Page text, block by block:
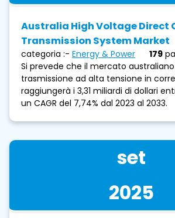
Australia High Voltage Direct
Transmission System Market
categoria :- Energy & Power 179
Si prevede che il mercato
trasmissione ad alta tensione in
raggiungerà i 3,31 miliardi di dollari
un CAGR del 7,74% dal 2023 al 2033.
set
2025